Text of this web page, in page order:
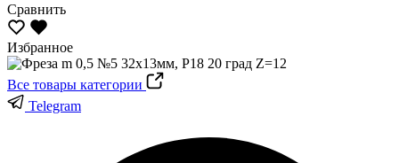
Сравнить
Избранное
Все товары категории
Telegram